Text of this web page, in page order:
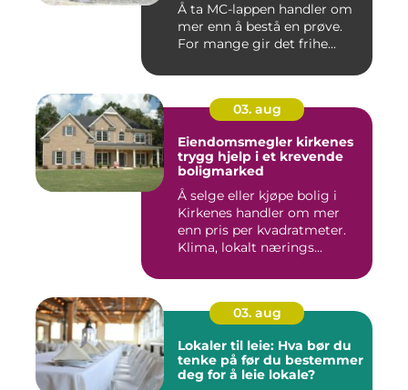
Å ta MC-lappen handler om
mer enn å bestå en prøve.
For mange gir det frihe...
03. aug
Eiendomsmegler kirkenes
trygg hjelp i et krevende
boligmarked
Å selge eller kjøpe bolig i
Kirkenes handler om mer
enn pris per kvadratmeter.
Klima, lokalt nærings...
03. aug
Lokaler til leie: Hva bør du
tenke på før du bestemmer
deg for å leie lokale?